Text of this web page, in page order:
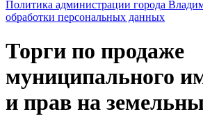
Политика администрации города
обработки персональных данных
Торги по продаже
муниципального
и прав на